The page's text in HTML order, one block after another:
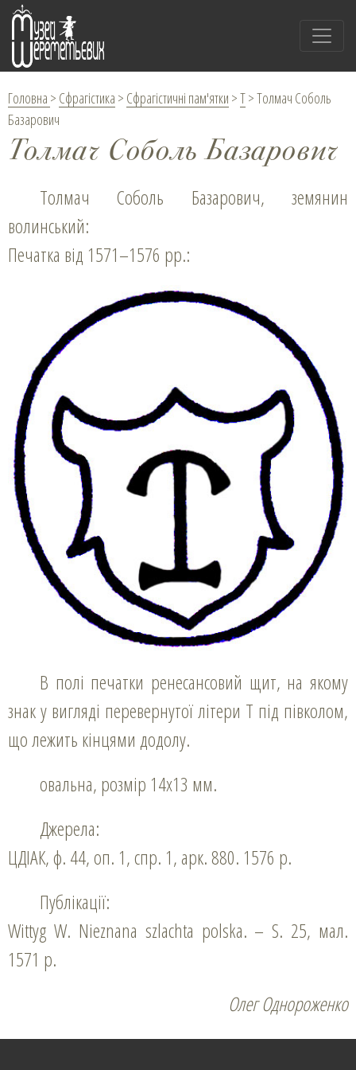
Головна > Сфрагістика > Сфрагістичні пам'ятки >Т>Толмач Соболь
Базарович
Толмач Соболь Базарович
Толмач Соболь Базарович, земянин
волинський:
Печатка від 1571–1576 рр.:
В полі печатки ренесансовий щит, на якому
знак у вигляді перевернутої літери Т під півколом,
що лежить кінцями додолу.
овальна, розмір 14х13 мм.
Джерела:
ЦДІАК, ф. 44, оп. 1, спр. 1, арк. 880. 1576 р.
Публікації:
Wittyg W. Nieznana szlachta polska. – S. 25, мал.
1571 р.
Олег Однороженко